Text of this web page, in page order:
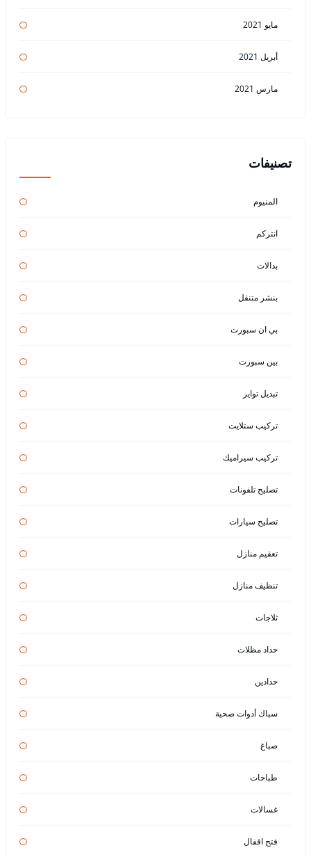
مايو 2021
أبريل 2021
مارس 2021
تصنيفات
المنيوم
انتركم
بدالات
بنشر متنقل
بي ان سبورت
بين سبورت
تبديل تواير
تركيب ستلايت
تركيب سيراميك
تصليح تلفونات
تصليح سيارات
تعقيم منازل
تنظيف منازل
ثلاجات
حداد مظلات
حدادين
سباك أدوات صحية
صباغ
طباخات
غسالات
فتح اقفال